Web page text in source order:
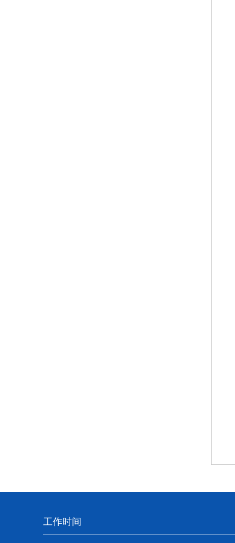
工作时间